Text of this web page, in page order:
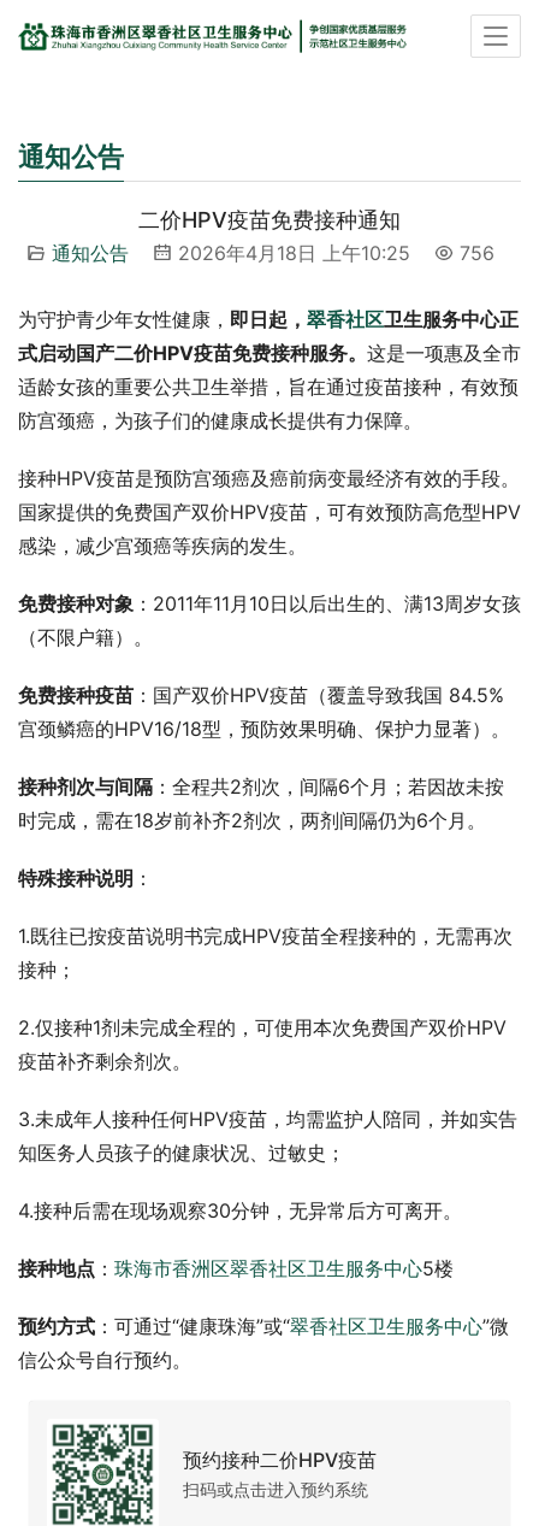
通知公告
二价HPV疫苗免费接种通知
通知公告 2026年4月18日 上午10:25 756
为守护青少年女性健康， 即日起， 翠香社区卫生服务中心正
式启动国产二价HPV疫苗免费接种服务。 这是一项惠及全市
适龄女孩的重要公共卫生举措，旨在通过疫苗接种，有效预
防宫颈癌，为孩子们的健康成长提供有力保障。
接种HPV疫苗是预防宫颈癌及癌前病变最经济有效的手段。
国家提供的免费国产双价HPV疫苗，可有效预防高危型HPV
感染，减少宫颈癌等疾病的发生。
免费接种对象 ：2011年11月10日以后出生的、满13周岁女孩
（不限户籍）。
免费接种疫苗 ：国产双价HPV疫苗（覆盖导致我国 84.5%
宫颈鳞癌的HPV16/18型，预防效果明确、保护力显著）。
接种剂次与间隔 ：全程共2剂次，间隔6个月；若因故未按
时完成，需在18岁前补齐2剂次，两剂间隔仍为6个月。
特殊接种说明 ：
1.既往已按疫苗说明书完成HPV疫苗全程接种的，无需再次
接种；
2.仅接种1剂未完成全程的，可使用本次免费国产双价HPV
疫苗补齐剩余剂次。
3.未成年人接种任何HPV疫苗，均需监护人陪同，并如实告
知医务人员孩子的健康状况、过敏史；
4.接种后需在现场观察30分钟，无异常后方可离开。
接种地点 ： 珠海市香洲区翠香社区卫生服务中心5楼
预约方式 ：可通过“健康珠海”或“翠香社区卫生服务中心”微
信公众号自行预约。
预约接种二价HPV疫苗
扫码或点击进入预约系统